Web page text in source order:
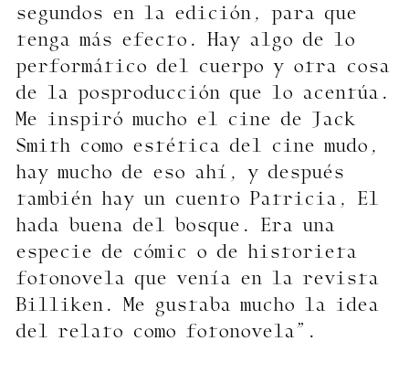
segundos en la edición, para que
tenga más efecto. Hay algo de lo
performático del cuerpo y otra cosa
de la posproducción que lo acentúa.
Me inspiró mucho el cine de Jack
Smith como estética del cine mudo,
hay mucho de eso ahí, y después
también hay un cuento Patricia, El
hada buena del bosque. Era una
especie de cómic o de historieta
fotonovela que venía en la revista
Billiken. Me gustaba mucho la idea
del relato como fotonovela”.